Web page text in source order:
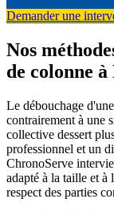
Demander une
Nos
de colonne
Le débouchage d'une
contrairement à une
collective dessert
professionnel et un
ChronoServe
adapté à la taille et à
respect des parties